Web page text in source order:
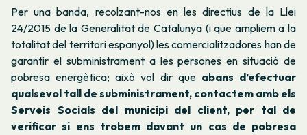
Per una banda, recolzant-nos en les directius de la Llei
24/2015 de la Generalitat de Catalunya (i que ampliem a la
totalitat del territori espanyol) les comercialitzadores han de
garantir el subministrament a les persones en situació de
pobresa energètica; això vol dir que abans d’efectuar
qualsevol tall de subministrament, contactem amb els
Serveis Socials del municipi del client, per tal de
verificar si ens trobem davant un cas de pobresa